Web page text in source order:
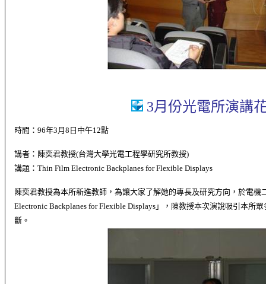
3月份光電所演講
時間： 96年3月 8 日中午12點
講者：陳奕君教授(台灣大學光電工程學研究所教授)
講題： Thin Film Electronic Backplanes for Flexible Displays
陳奕君教授為本所新進教師，為讓大家了解她的專長及研究方向，於電機
Electronic Backplanes for Flexible Displays 」， 陳教授本次演說吸引本所
斷。